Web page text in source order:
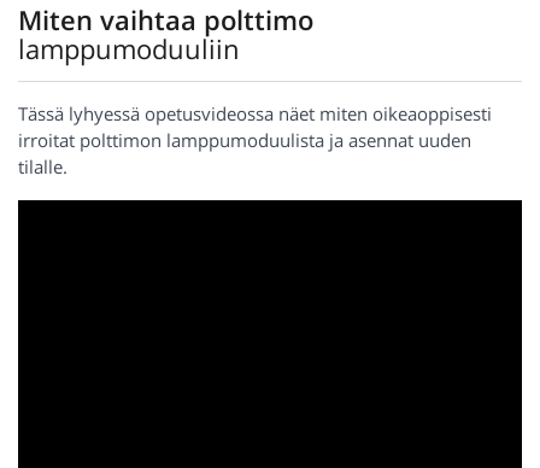
Miten vaihtaa polttimo
lamppumoduuliin
Tässä lyhyessä opetusvideossa näet miten oikeaoppisesti
irroitat polttimon lamppumoduulista ja asennat uuden
tilalle.